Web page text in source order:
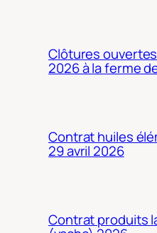
Clôtures
2026 à la ferme
Contrat huiles
29 avril 2026
Contrat produits